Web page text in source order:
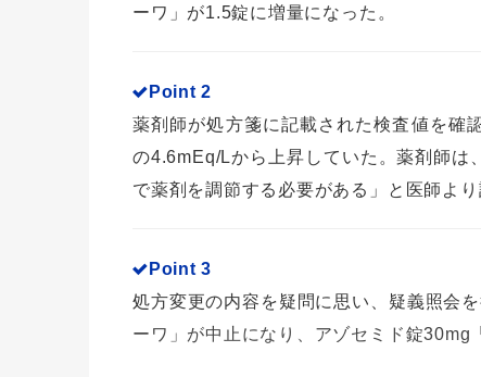
ーワ」が1.5錠に増量になった。
Point 2
薬剤師が処方箋に記載された検査値を確
の4.6mEq/Lから上昇していた。薬剤師は
で薬剤を調節する必要がある」と医師よ
Point 3
処方変更の内容を疑問に思い、疑義照会
ーワ」が中止になり、アゾセミド錠30mg